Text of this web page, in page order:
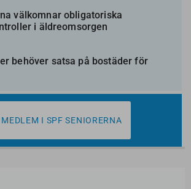
välkomnar obligatoriska
i äldreomsorgen
behöver satsa på bostäder för
I SPF SENIORERNA